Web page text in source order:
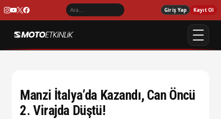
Giriş Yap Kayıt Ol
Manzi İtalya’da Kazandı, Can Öncü
2. Virajda Düştü!